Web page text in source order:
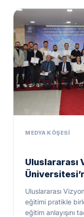
Uluslararası
Mimarları,
Hukukçuları
Uluslararası
eğitimi pratikle
eğitim anlayışını